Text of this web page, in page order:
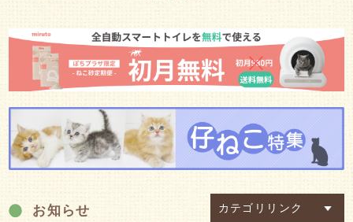
お知らせ
カテゴリリンク